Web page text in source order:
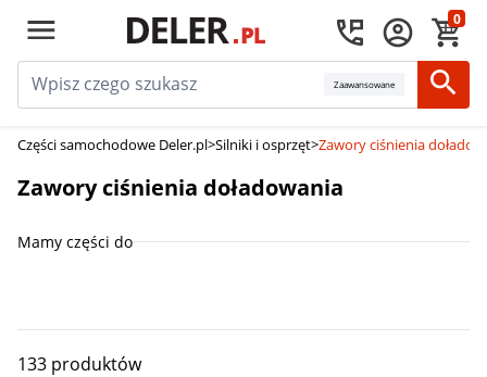
0
Zaawansowane
Części samochodowe Deler.pl>Silniki i osprzęt>Zawory ciśnienia
Zawory ciśnienia doładowania
Mamy części do
133 produktów